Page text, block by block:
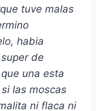
tuve malas
habia
de
una esta
las moscas
ni flaca ni